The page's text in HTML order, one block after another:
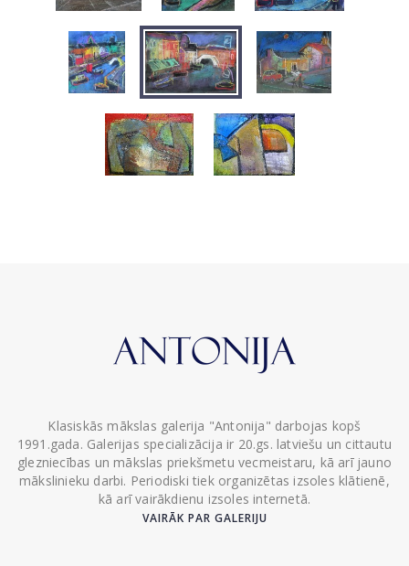
Klasiskās mākslas galerija "Antonija" darbojas kopš
1991.gada. Galerijas specializācija ir 20.gs. latviešu un cittautu
glezniecības un mākslas priekšmetu vecmeistaru, kā arī jauno
mākslinieku darbi. Periodiski tiek organizētas izsoles klātienē,
kā arī vairākdienu izsoles internetā.
VAIRĀK PAR GALERIJU